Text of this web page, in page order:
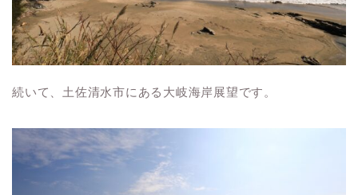
続いて、土佐清水市にある大岐海岸展望です。